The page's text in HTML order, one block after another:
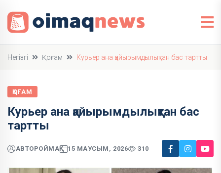
Негізгі Қоғам Курьер ана қайырымдылықтан бас тартты
ҚОҒАМ
Курьер ана қайырымдылықтан бас
тартты
АВТОРОЙМАҚ 15 МАУСЫМ, 2026 310